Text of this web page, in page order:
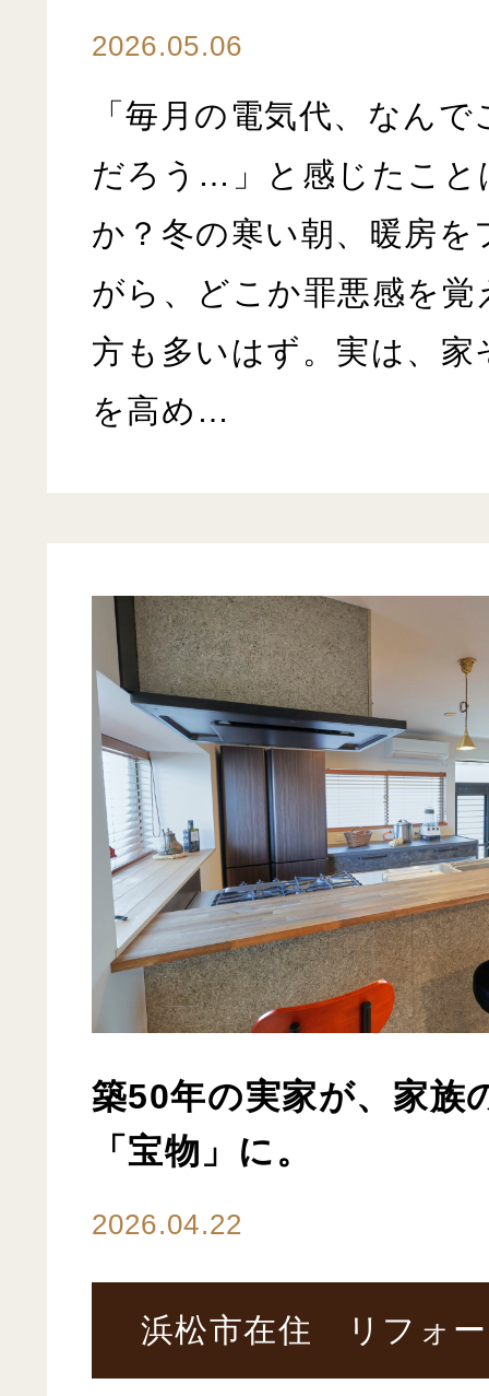
2026.05.06
「毎月の電気代、なん
だろう…」と感じたこと
か？冬の寒い朝、暖房を
がら、どこか罪悪感を
方も多いはず。実は、家
を高め…
築50年の実家が、家族
「宝物」に。
2026.04.22
浜松市在住 リフォ